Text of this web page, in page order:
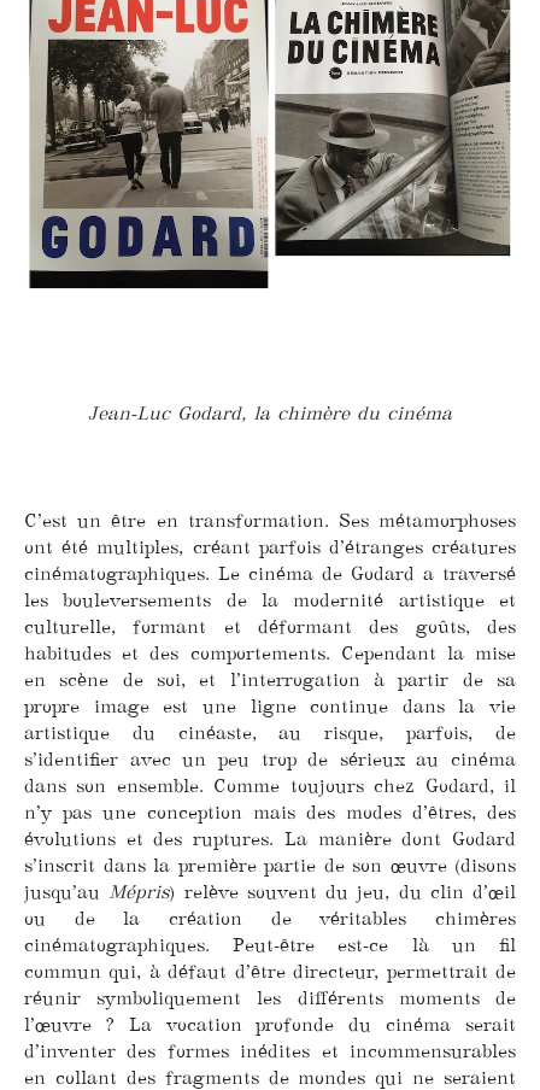
Jean-Luc Godard, la chimère du cinéma
C’est un être en transformation. Ses métamorphoses
ont été multiples, créant parfois d’étranges créatures
cinématographiques. Le cinéma de Godard a traversé
les bouleversements de la modernité artistique et
culturelle, formant et déformant des goûts, des
habitudes et des comportements. Cependant la mise
en scène de soi, et l’interrogation à partir de sa
propre image est une ligne continue dans la vie
artistique du cinéaste, au risque, parfois, de
s’identifier avec un peu trop de sérieux au cinéma
dans son ensemble. Comme toujours chez Godard, il
n’y pas une conception mais des modes d’êtres, des
évolutions et des ruptures. La manière dont Godard
s’inscrit dans la première partie de son œuvre (disons
jusqu’au Mépris) relève souvent du jeu, du clin d’œil
ou de la création de véritables chimères
cinématographiques. Peut-être est-ce là un fil
commun qui, à défaut d’être directeur, permettrait de
réunir symboliquement les différents moments de
l’œuvre ? La vocation profonde du cinéma serait
d’inventer des formes inédites et incommensurables
en collant des fragments de mondes qui ne seraient